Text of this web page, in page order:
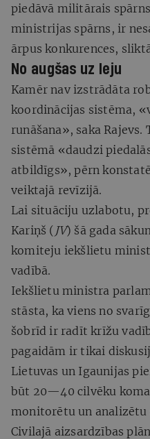
piedāvā militārais
ministrijas spārns, ir
ārpus konkurences,
No augšas uz leju
Kamēr nav izstrādāta
koordinācijas sistēma,
runāšana», saka
sistēmā «daudzi
atbildīgs», pērn
veiktajā revīzijā.
Lai situāciju uzlabotu,
Kariņš ( JV) šā gada
komiteju iekšlietu
vadībā.
Iekšlietu ministra
stāsta, ka viens no
šobrīd ir radīt krīžu
pagaidām ir tikai
Lietuvas un Igaunijas
būt 20—40 cilvēku
monitorētu un analizētu
Civilajā aizsardzības